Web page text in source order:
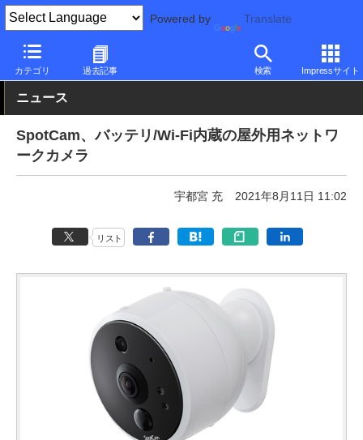
Powered by Translate
カテゴリ 過去記事 検索 Impressサイト
PC Watch 半導体/周辺機器 Webカメラ
ニュース
SpotCam、バッテリ/Wi-Fi内蔵の屋外用ネットワ
ークカメラ
宇都宮 充 2021年8月11日 11:02
リスト